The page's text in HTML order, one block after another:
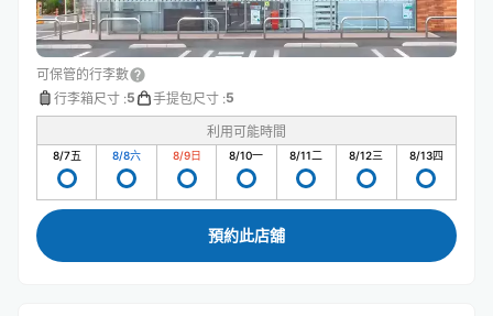
可保管的行李數
行李箱尺寸 :5 手提包尺寸 :5
利用可能時間
8/7五 8/8六 8/9日 8/10一 8/11二 8/12三 8/13四
預約此店舖